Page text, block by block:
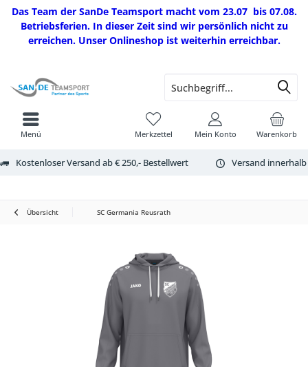
Das Team der SanDe Teamsport macht vom 23.07 bis 07.08.
Betriebsferien. In dieser Zeit sind wir persönlich nicht zu
erreichen. Unser Onlineshop ist weiterhin erreichbar.
Kostenloser Versand ab € 250,- Bestellwert Versand
Warenkorb
Merkzettel Mein Konto
Menü
Übersicht SC Germania Reusrath